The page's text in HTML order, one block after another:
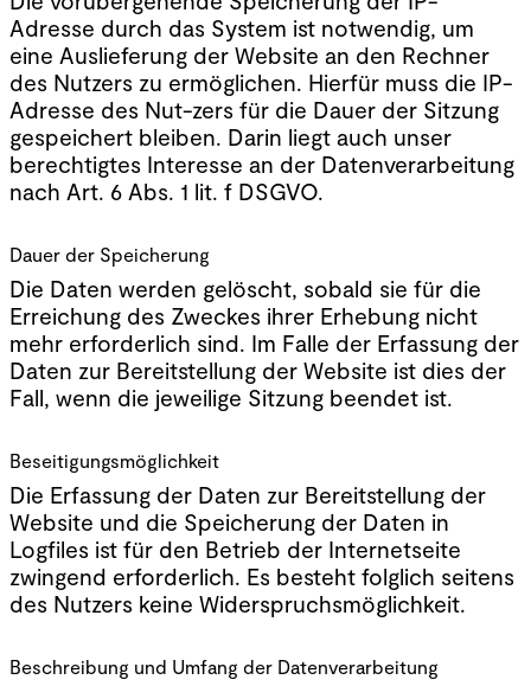
Adresse durch das System ist notwendig, um
eine Auslieferung der Website an den Rechner
des Nutzers zu ermöglichen. Hierfür muss die IP-
Adresse des Nut-zers für die Dauer der Sitzung
gespeichert bleiben. Darin liegt auch unser
berechtigtes Interesse an der Datenverarbeitung
nach Art. 6 Abs. 1 lit. f DSGVO.
Dauer der Speicherung
Die Daten werden gelöscht, sobald sie für die
Erreichung des Zweckes ihrer Erhebung nicht
mehr erforderlich sind. Im Falle der Erfassung der
Daten zur Bereitstellung der Website ist dies der
Fall, wenn die jeweilige Sitzung beendet ist.
Beseitigungsmöglichkeit
Die Erfassung der Daten zur Bereitstellung der
Website und die Speicherung der Daten in
Logfiles ist für den Betrieb der Internetseite
zwingend erforderlich. Es besteht folglich seitens
des Nutzers keine Widerspruchsmöglichkeit.
Beschreibung und Umfang der Datenverarbeitung